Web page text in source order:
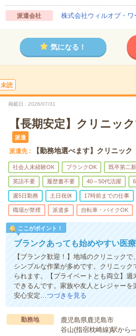
派遣会社 株式会社ウィルオブ・
気になる！
未読
掲載日 2026/07/31
【長期安定】クリニッ
派遣
派遣先 【勤務地選べます】クリニック
社会人未経験OK ブランクOK 既卒第二
英語不要 履歴書不要 40～50代活躍
週5日勤務 土日祝休 17時前までの仕事
職場が禁煙 派遣多 自転車・バイクOK
ここがポイント！
ブランクあっても始めやすい医
【ブランク歓迎！】地域のクリニック
シンプルな作業が多めです。クリニッ
られます。【プライベートとも両立】
できるんです。家族や友人とレジャー
安心安定…つづきを見る
勤務地
鹿児島県鹿児島市
谷山(指宿枕崎線)駅から